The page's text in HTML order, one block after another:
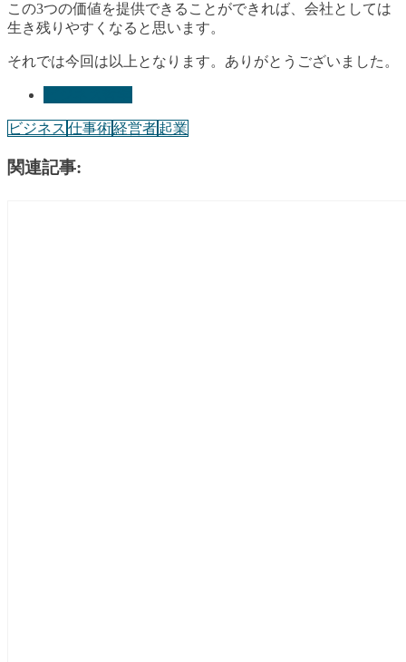
この3つの価値を提供できることができれば、会社としては
生き残りやすくなると思います。
それでは今回は以上となります。ありがとうございました。
ビジネス 仕事術経営者起業
関連記事: